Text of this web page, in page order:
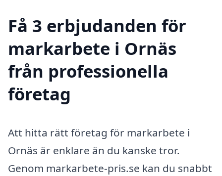
Få 3 erbjudanden för
markarbete i Ornäs
från professionella
företag
Att hitta rätt företag för markarbete i
Ornäs är enklare än du kanske tror.
Genom markarbete-pris.se kan du snabbt